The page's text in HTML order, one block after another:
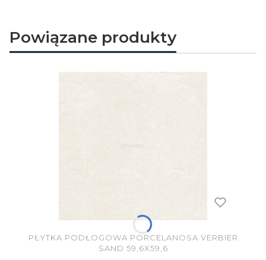
Powiązane produkty
PŁYTKA PODŁOGOWA PORCELANOSA VERBIER
SAND 59,6X59,6